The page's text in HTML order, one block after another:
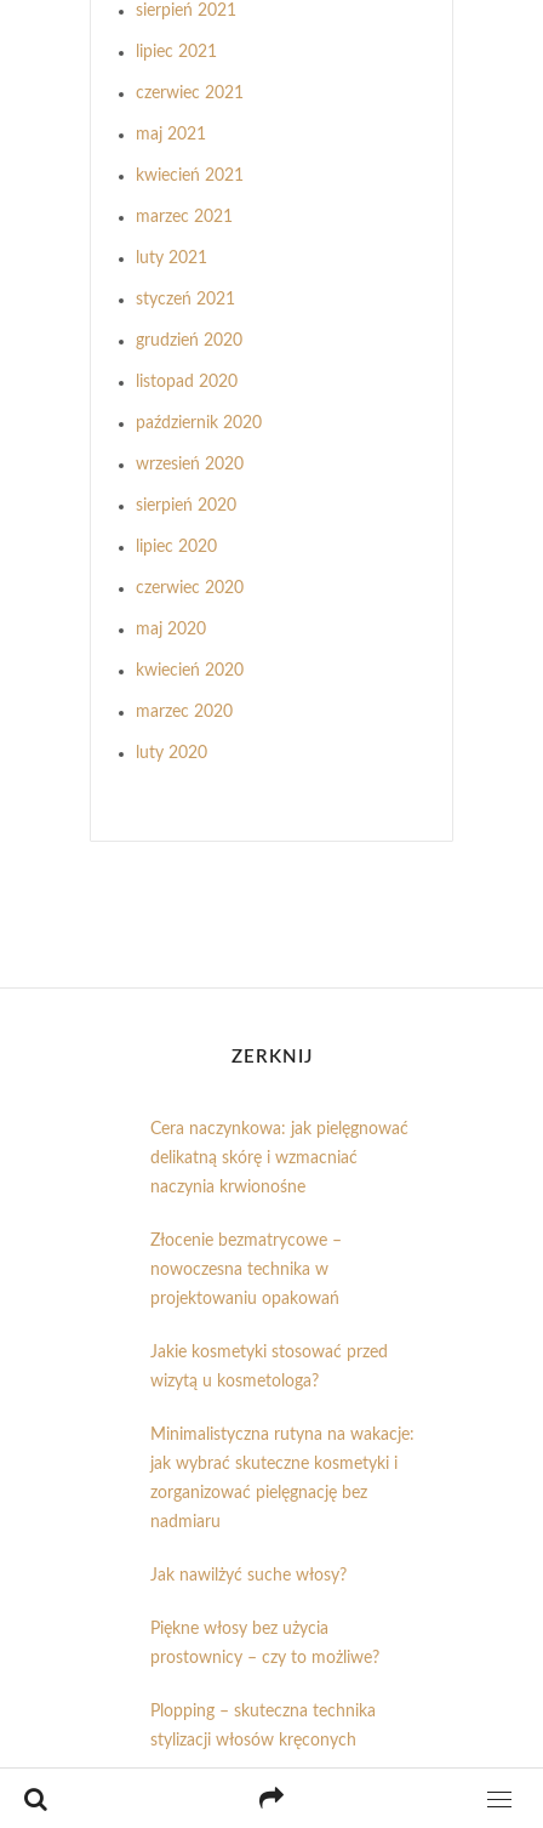
sierpień 2021
lipiec 2021
czerwiec 2021
maj 2021
kwiecień 2021
marzec 2021
luty 2021
styczeń 2021
grudzień 2020
listopad 2020
październik 2020
wrzesień 2020
sierpień 2020
lipiec 2020
czerwiec 2020
maj 2020
kwiecień 2020
marzec 2020
luty 2020
ZERKNIJ
Cera naczynkowa: jak pielęgnować
delikatną skórę i wzmacniać
naczynia krwionośne
Złocenie bezmatrycowe –
nowoczesna technika w
projektowaniu opakowań
Jakie kosmetyki stosować przed
wizytą u kosmetologa?
Minimalistyczna rutyna na wakacje:
jak wybrać skuteczne kosmetyki i
zorganizować pielęgnację bez
nadmiaru
Jak nawilżyć suche włosy?
Piękne włosy bez użycia
prostownicy – czy to możliwe?
Plopping – skuteczna technika
stylizacji włosów kręconych
Jak uniknąć wysuszania skóry